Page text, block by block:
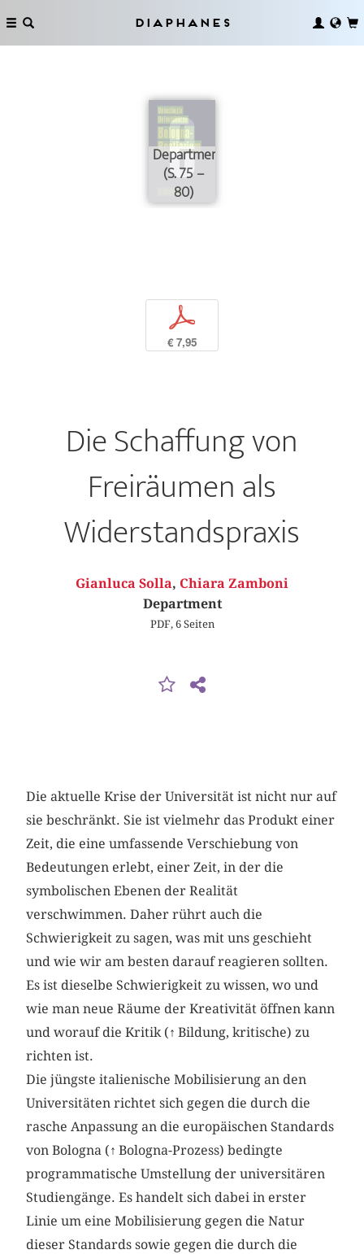
Diaphanes
Department
(S. 75 –
80)
p
€ 7,95
Die Schaffung von
Freiräumen als
Widerstandspraxis
Gianluca Solla, Chiara Zamboni
Department
PDF, 6 Seiten
Die aktuelle Krise der Universität ist nicht nur auf
sie beschränkt. Sie ist vielmehr das Produkt einer
Zeit, die eine umfassende Verschiebung von
Bedeutungen erlebt, einer Zeit, in der die
symbolischen Ebenen der Realität
verschwimmen. Daher rührt auch die
Schwierigkeit zu sagen, was mit uns geschieht
und wie wir am besten darauf reagieren sollten.
Es ist dieselbe Schwierigkeit zu wissen, wo und
wie man neue Räume der Kreativität öffnen kann
und worauf die Kritik (↑Bildung, kritische) zu
richten ist.
Die jüngste italienische Mobilisierung an den
Universitäten richtet sich gegen die durch die
rasche Anpassung an die europäischen Standards
von Bologna (↑Bologna-Prozess) bedingte
programmatische Umstellung der universitären
Studiengänge. Es handelt sich dabei in erster
Linie um eine Mobilisierung gegen die Natur
dieser Standards sowie gegen die durch die